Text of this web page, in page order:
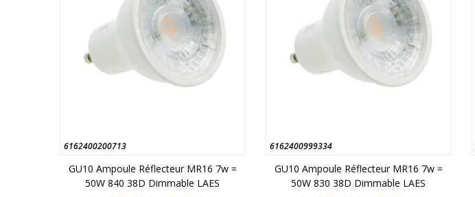
6162400200713
GU10 Ampoule Réflecteur MR16 7w =
50W 840 38D Dimmable LAES
6162400999334
GU10 Ampoule Réflecteur MR16 7w =
50W 830 38D Dimmable LAES